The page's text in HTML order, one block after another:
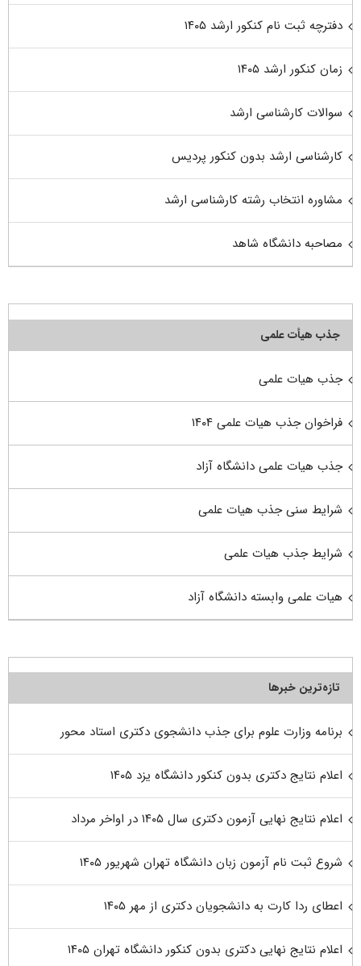
دفترچه ثبت نام کنکور ارشد ۱۴۰۵
زمان کنکور ارشد ۱۴۰۵
سوالات کارشناسی ارشد
کارشناسی ارشد بدون کنکور پردیس
مشاوره انتخاب رشته کارشناسی ارشد
مصاحبه دانشگاه شاهد
جذب هیأت علمی
جذب هیات علمی
فراخوان جذب هیات علمی ۱۴۰۴
جذب هیات علمی دانشگاه آزاد
شرایط سنی جذب هیات علمی
شرایط جذب هیات علمی
هیات علمی وابسته دانشگاه آزاد
تازه‌ترین خبرها
برنامه وزارت علوم برای جذب دانشجوی دکتری استاد محور
اعلام نتایج دکتری بدون کنکور دانشگاه یزد ۱۴۰۵
اعلام نتایج نهایی آزمون دکتری سال ۱۴۰۵ در اواخر مرداد
شروع ثبت نام آزمون زبان دانشگاه تهران شهریور ۱۴۰۵
اعطای ردا کارت به دانشجویان دکتری از مهر ۱۴۰۵
اعلام نتایج نهایی دکتری بدون کنکور دانشگاه تهران ۱۴۰۵